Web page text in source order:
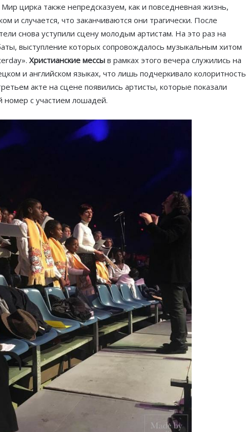
цирка также непредсказуем, как и повседневная жизнь,
и случается, что заканчиваются они трагически. После
снова уступили сцену молодым артистам. На это раз на
выступление которых сопровождалось музыкальным хитом
Христианские мессы в рамках этого вечера служились на
и английском языках, что лишь подчеркивало колоритность
акте на сцене появились артисты, которые показали
номер с участием лошадей.